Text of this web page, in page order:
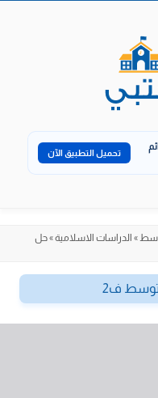
تحميل التطبيق الآن
» الدراسات الاسلامية»حل
ف2